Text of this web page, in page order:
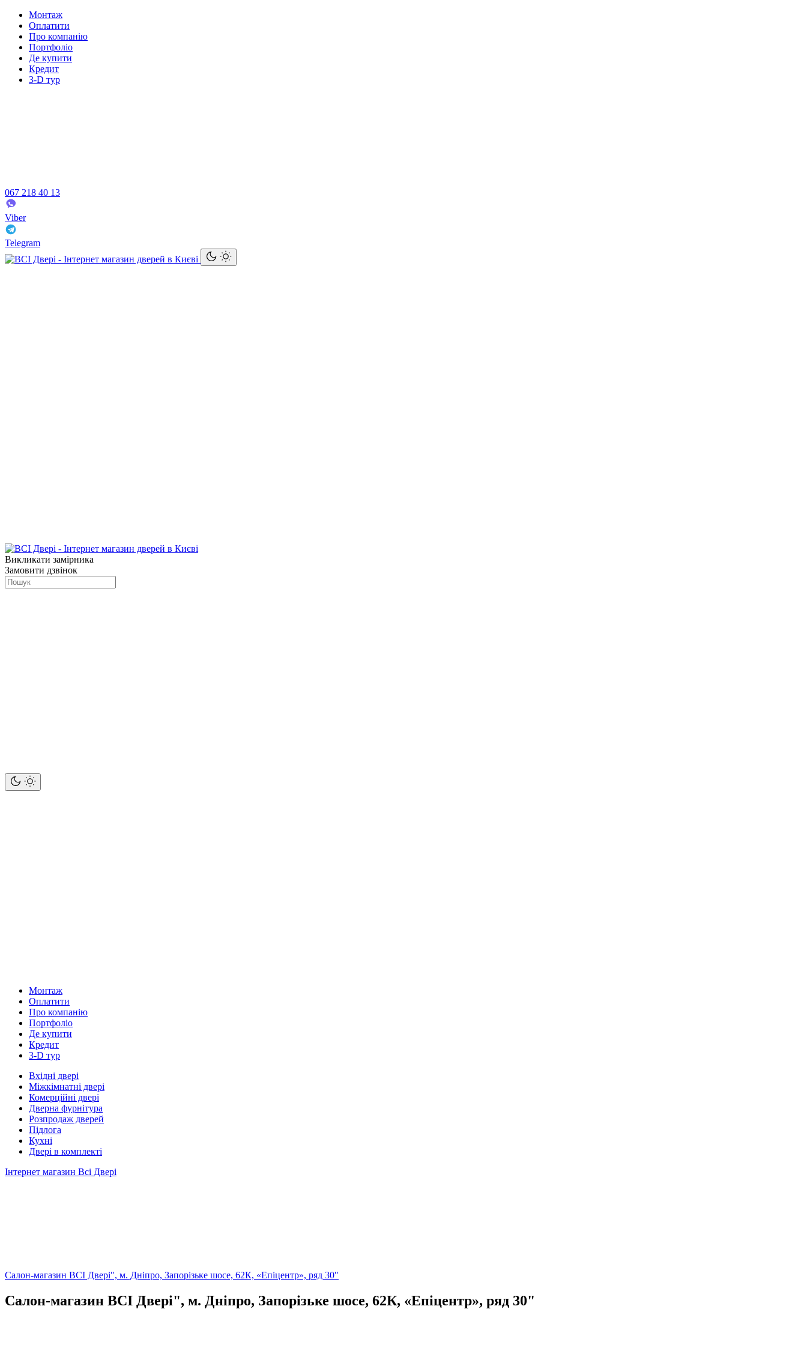
Монтаж
Оплатити
Про компанію
Портфоліо
Де купити
Кредит
3-D тур
067 218 40 13
Viber
Telegram
Викликати замірника
Замовити дзвінок
Монтаж
Оплатити
Про компанію
Портфоліо
Де купити
Кредит
3-D тур
Вхідні двері
Міжкімнатні двері
Комерційні двері
Дверна фурнітура
Розпродаж дверей
Підлога
Кухні
Двері в комплекті
Інтернет магазин Всі Двері
Салон-магазин ВСІ Двері", м. Дніпро, Запорізьке шосе, 62К, «Епіцентр», ряд 30"
Салон-магазин ВСІ Двері", м. Дніпро, Запорізьке шосе, 62К, «Епіцентр», ряд 30"